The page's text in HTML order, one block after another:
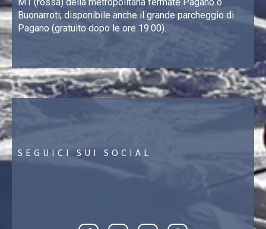
Buonarroti; disponibile anche il grande parcheggio di
Pagano (gratuito dopo le ore 19.00).
SEGUICI SUI SOCIAL